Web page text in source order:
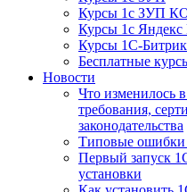
Курсы 1с ЗУП
Курсы 1с
Курсы 1С-
Бесплатные
Новости
Что изменилось
требования,
законодательства
Типовые ошибки
Первый запуск
установки